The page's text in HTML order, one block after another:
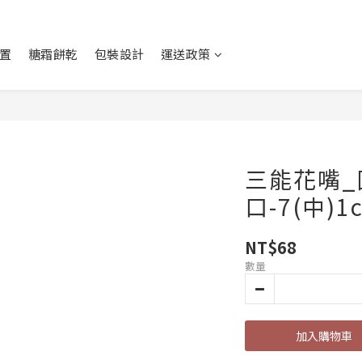
糖霜餅乾 包裝設計 運送政策
三能花嘴
口-7(中
NT$68
數量
加入購物車